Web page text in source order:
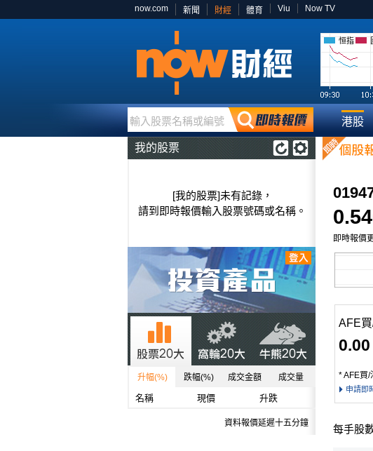
now.com 新聞 財經 體育 Viu Now TV
恒指
輸入股票名稱或編號 港股
我的股票
[我的股票]未有記錄，
請到即時報價輸入股票號碼或名稱。
升幅(%) 跌幅(%) 成交金額 成交量
名稱 現價 升跌
資料報價延遲十五分鐘
即時報價
AFE
0.00
* AFE買
申請即
每手股